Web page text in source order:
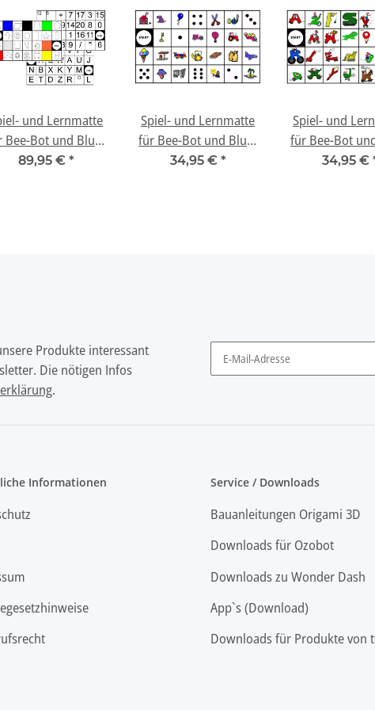
und Lernmatte
Bee-Bot und Blue-
Bot - "Basicset"
89,95 € *
Spiel- und Lernmatte
für Bee-Bot und Blue-
Bot - "Begriffe und
34,95 € *
Spiel- und
für Bee-Bot
Bot - "Lustiges
34,95 €
Produkte interessant
Die nötigen Infos
.
Informationen Service / Downloads
Bauanleitungen Origami 3D
Downloads für Ozobot
Downloads zu Wonder Dash
App`s (Download)
Downloads für Produkte von